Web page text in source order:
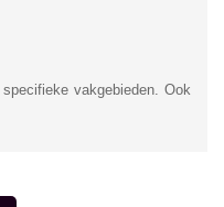
vakgebieden. Ook